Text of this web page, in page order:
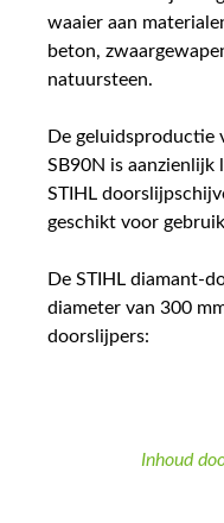
waaier aan
beton,
natuursteen.
De geluidsproductie
SB90N is aanzienlijk
STIHL
geschikt voor
De STIHL diamant-
diameter van 300
doorslijpers:
Inhoud